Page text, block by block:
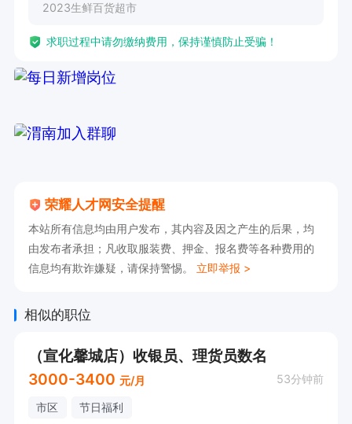
2023生鲜百货超市
求职过程中请勿缴纳费用，保持谨慎防止受骗！
荣耀人才网安全提醒
本站所有信息均由用户发布，其内容及因之产生的后果，均
由发布者承担；凡收取服装费、押金、报名费等各种费用的
信息均有欺诈嫌疑，请保持警惕。 立即举报 >
相似的职位
（宣化馨城店）收银员、理货员数名
3000-3400 元/月 53分钟前
市区 节日福利